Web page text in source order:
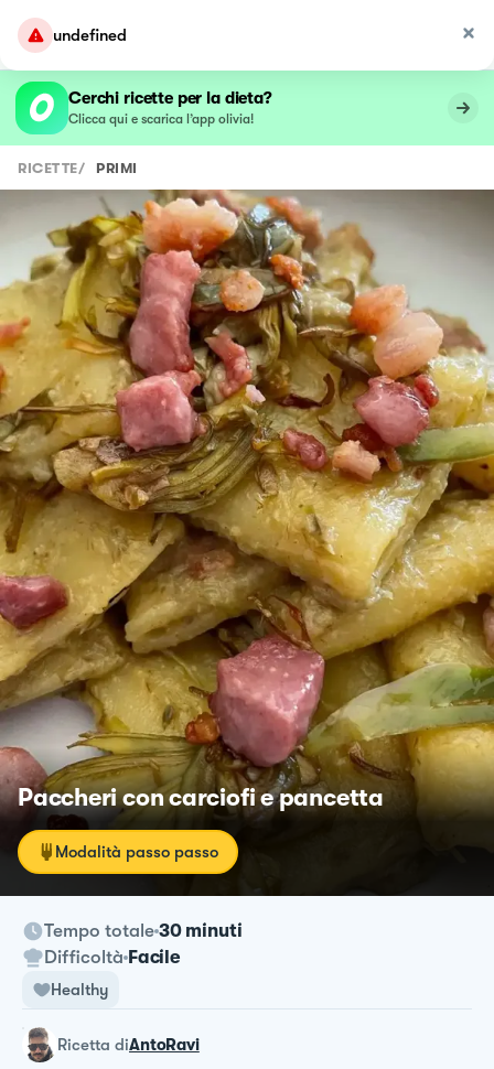
undefined
Cerchi ricette per la dieta?
Clicca qui e scarica l’app olivia!
RICETTE/ PRIMI
Paccheri con carciofi e pancetta
Modalità passo passo
Tempo totale 30 minuti
Difficoltà Facile
Healthy
ricetta diAntoRavi